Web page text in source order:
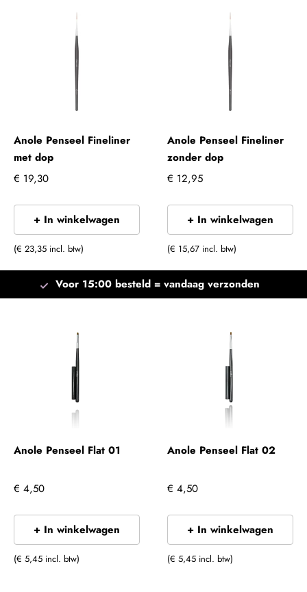
Anole Penseel Fineliner
met dop
€ 19,30
+ In winkelwagen
(€ 23,35 incl. btw)
Anole Penseel Fineliner
zonder dop
€ 12,95
+ In winkelwagen
(€ 15,67 incl. btw)
Voor 15:00 besteld = vandaag verzonden
Anole Penseel Flat 01
€ 4,50
+ In winkelwagen
(€ 5,45 incl. btw)
Anole Penseel Flat 02
€ 4,50
+ In winkelwagen
(€ 5,45 incl. btw)